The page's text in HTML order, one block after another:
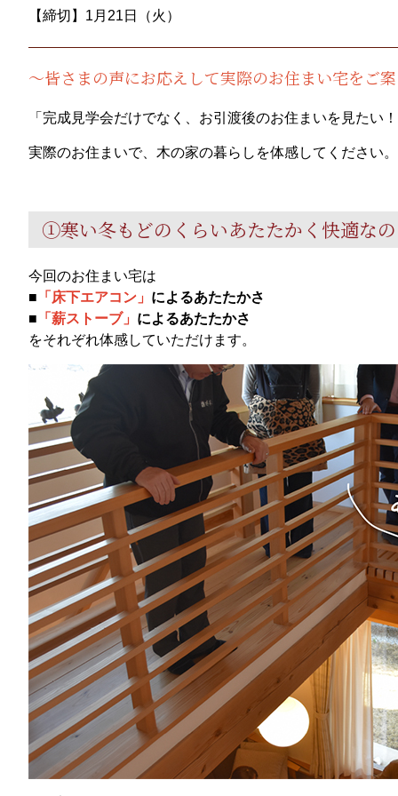
【締切】1月21日（火）
～皆さまの声にお応えして実際のお住まい宅をご
「完成見学会だけでなく、お引渡後のお住まいを見たい
実際のお住まいで、木の家の暮らしを体感してください。
①寒い冬もどのくらいあたたかく快適な
今回のお住まい宅は
■ 「床下エアコン」 によるあたたかさ
■ 「薪ストーブ」 によるあたたかさ
をそれぞれ体感していただけます。